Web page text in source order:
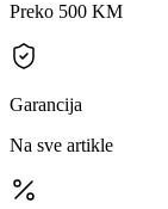
Preko 500 KM
Garancija
Na sve artikle